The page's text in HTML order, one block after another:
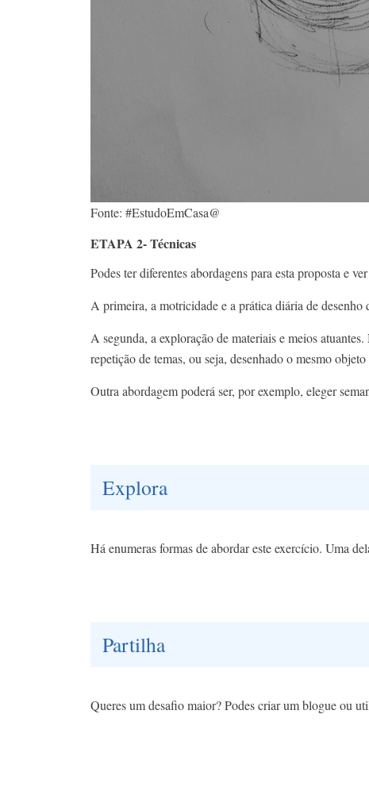
Fonte: #EstudoEmCasa@
ETAPA 2- Técnicas
Podes ter diferentes abordagens para esta proposta e
A primeira, a motricidade e a prática diária de desenho
A segunda, a exploração de materiais e meios
repetição de temas, ou seja, desenhado o mesmo
Outra abordagem poderá ser, por exemplo, eleger
Explora
Há enumeras formas de abordar este exercício. Uma
Partilha
Queres um desafio maior? Podes criar um blogue ou